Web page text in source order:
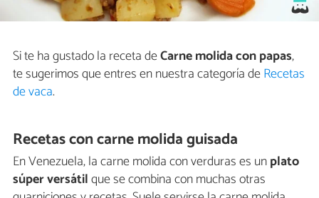
Si te ha gustado la receta deCarne molida con papas,
te sugerimos que entres en nuestra categoría deRecetas
de vaca.
Recetas con carne molida guisada
En Venezuela, la carne molida con verduras es unplato
súper versátilque se combina con muchas otras